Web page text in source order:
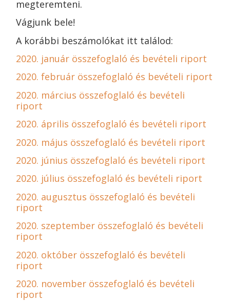
megteremteni.
Vágjunk bele!
A korábbi beszámolókat itt találod:
2020. január összefoglaló és bevételi riport
2020. február összefoglaló és bevételi riport
2020. március összefoglaló és bevételi
riport
2020. április összefoglaló és bevételi riport
2020. május összefoglaló és bevételi riport
2020. június összefoglaló és bevételi riport
2020. július összefoglaló és bevételi riport
2020. augusztus összefoglaló és bevételi
riport
2020. szeptember összefoglaló és bevételi
riport
2020. október összefoglaló és bevételi
riport
2020. november összefoglaló és bevételi
riport